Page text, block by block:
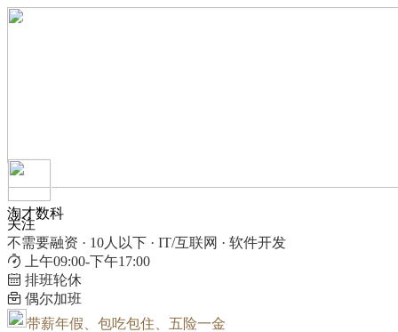
淘才数科
关注
不需要融资 · 10人以下 · IT/互联网 · 软件开发
上午09:00-下午17:00
排班轮休
偶尔加班
带薪年假、包吃包住、五险一金